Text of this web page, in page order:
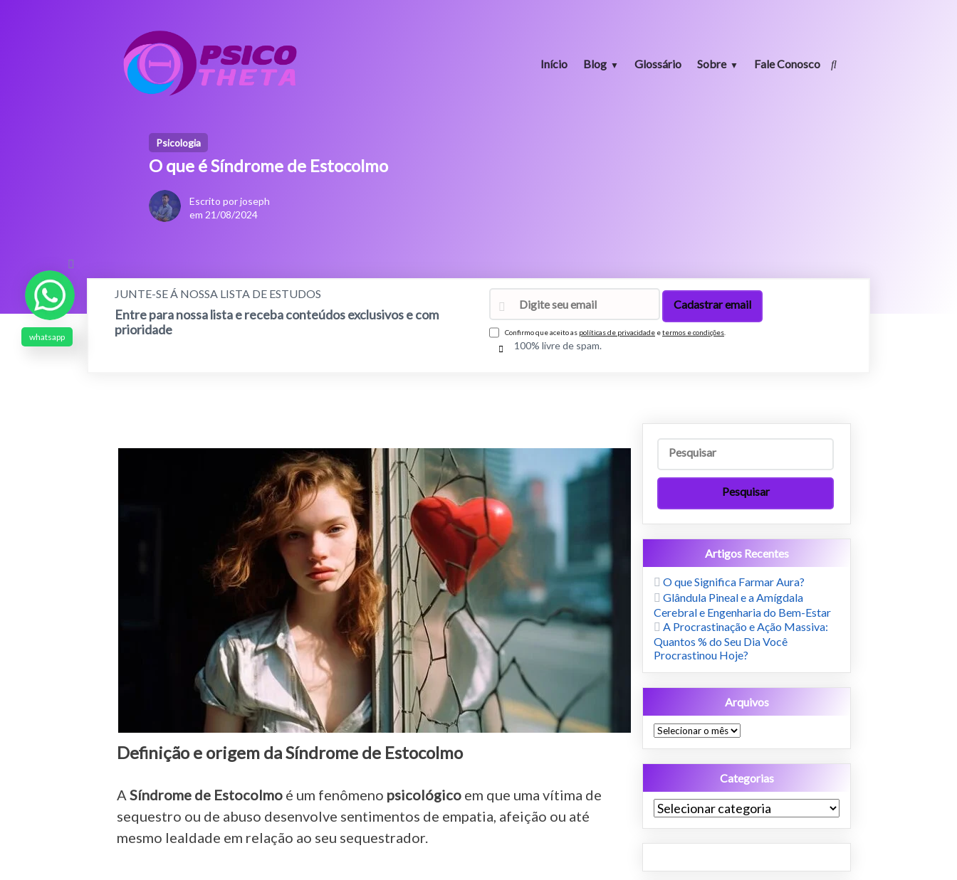
Início Blog Glossário Sobre Fale Conosco
Psicologia
O que é Síndrome de Estocolmo
Escrito por joseph
em 21/08/2024
JUNTE-SE Á NOSSA LISTA DE ESTUDOS
Entre para nossa lista e receba conteúdos exclusivos e com
prioridade
Confirmo que aceito as políticas de privacidade etermos e condições
100% livre de spam.
Definição e origem da Síndrome de Estocolmo
A Síndrome de Estocolmoé um fenômeno psicológicoem que uma vítima de
sequestro ou de abuso desenvolve sentimentos de empatia, afeição ou até
mesmo lealdade em relação ao seu sequestrador.
Artigos Recentes
O que Significa Farmar Aura?
Glândula Pineal e a Amígdala
Cerebral e Engenharia do Bem-Estar
A Procrastinação e Ação Massiva:
Quantos % do Seu Dia Você
Procrastinou Hoje?
Arquivos
Arquivos
Categorias
Categorias
whatsapp